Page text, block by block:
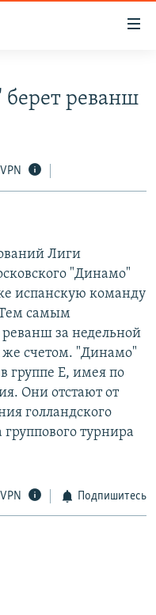
реванш
Лиги
"Динамо"
испанскую команду
самым
за недельной
же счетом. "Динамо"
группе Е, имея по
Они отстают от
голландского
турнира
Подпишитесь